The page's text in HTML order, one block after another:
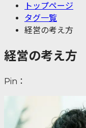
トップページ
タグ一覧
経営の考え方
経営の考え方
Pin：